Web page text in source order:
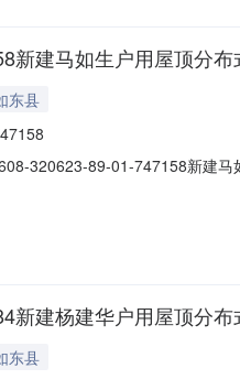
新建马如生户用屋顶分
东县
320623-89-01-747158新建
新建杨建华户用屋顶分
东县